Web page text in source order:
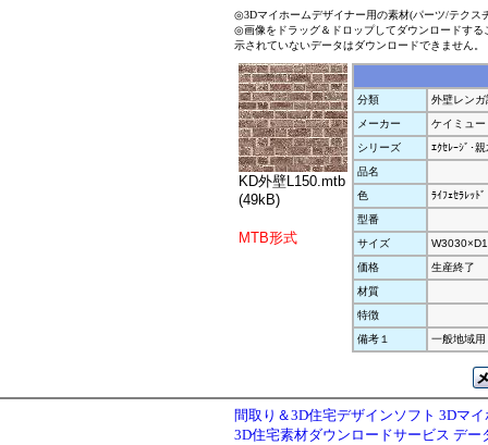
◎3Dマイホームデザイナー用の素材(パーツ/テクス
◎画像をドラッグ＆ドロップしてダウンロードす
示されていないデータはダウンロードできません。
KD外壁L150.mtb
(49kB)
MTB形式
分類
外壁レンガ
メーカー
ケイミュー
シリーズ
ｴｸｾﾚｰｼﾞ･
品名
色
ﾗｲﾌｪｾﾗﾚｯﾄﾞ
型番
サイズ
価格
生産終了
材質
特徴
備考１
一般地域用
間取り＆3D住宅デザインソフト 3Dマ
3D住宅素材ダウンロードサービス デー